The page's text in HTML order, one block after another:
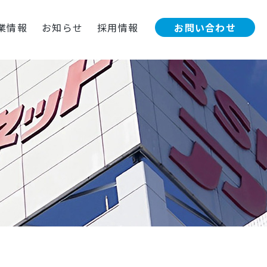
情報 お知らせ 採用情報 お問い合わせ